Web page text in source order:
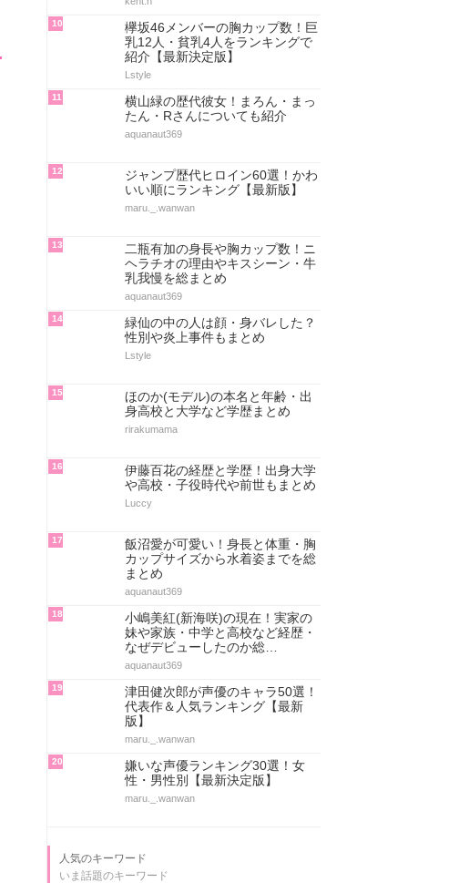
10
欅坂46メンバーの胸カップ数！巨
乳12人・貧乳4人をランキングで
紹介【最新決定版】
Lstyle
11
横山緑の歴代彼女！まろん・まっ
たん・Rさんについても紹介
aquanaut369
12
ジャンプ歴代ヒロイン60選！かわ
いい順にランキング【最新版】
maru._.wanwan
13
二瓶有加の身長や胸カップ数！ニ
ヘラチオの理由やキスシーン・牛
乳我慢を総まとめ
aquanaut369
14
緑仙の中の人は顔・身バレした？
性別や炎上事件もまとめ
Lstyle
15
ほのか(モデル)の本名と年齢・出
身高校と大学など学歴まとめ
rirakumama
16
伊藤百花の経歴と学歴！出身大学
や高校・子役時代や前世もまとめ
Luccy
17
飯沼愛が可愛い！身長と体重・胸
カップサイズから水着姿までを総
まとめ
aquanaut369
18
小嶋美紅(新海咲)の現在！実家の
妹や家族・中学と高校など経歴・
なぜデビューしたのか総…
aquanaut369
19
津田健次郎が声優のキャラ50選！
代表作＆人気ランキング【最新
版】
maru._.wanwan
20
嫌いな声優ランキング30選！女
性・男性別【最新決定版】
maru._.wanwan
人気のキーワード
いま話題のキーワード